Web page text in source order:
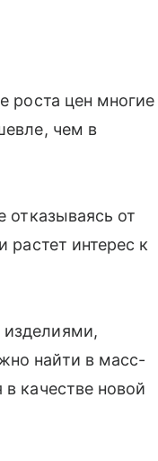
роста цен многие
чем в
отказываясь от
интерес к
найти в масс-
качестве новой